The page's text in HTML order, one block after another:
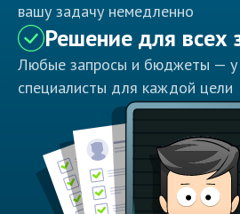
вашу задачу немедленно
Решение для всех
Любые запросы и бюджеты — у
специалисты для каждой цели